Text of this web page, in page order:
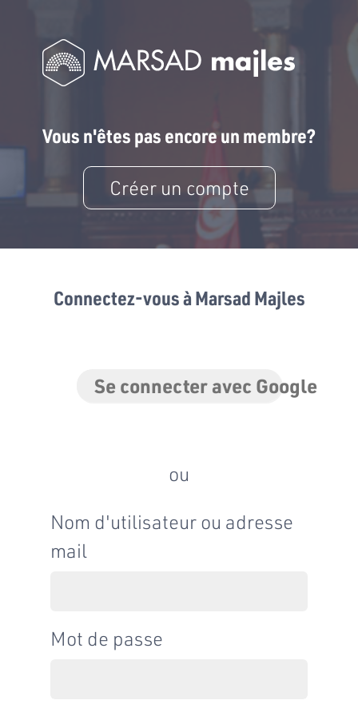
Vous n'êtes pas encore un membre?
Créer un compte
Connectez-vous à Marsad Majles
Se connecter avec Google
ou
Nom d'utilisateur ou adresse
mail
Mot de passe